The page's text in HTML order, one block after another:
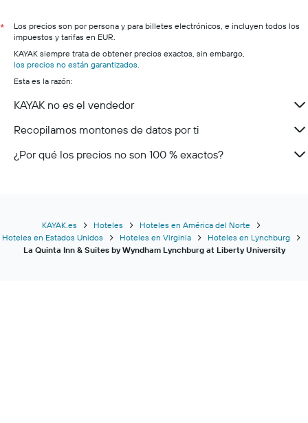
*
Los precios son por persona y para billetes electrónicos, e incluyen todos los
impuestos y tarifas en EUR.
KAYAK siempre trata de obtener precios exactos, sin embargo,
los precios no están garantizados.
Esta es la razón:
KAYAK no es el vendedor
Recopilamos montones de datos por ti
¿Por qué los precios no son 100 % exactos?
KAYAK.es Hoteles
Hoteles en América del Norte
Hoteles en Estados Unidos
Hoteles en Virginia
Hoteles en Lynchburg
La Quinta Inn & Suites by Wyndham Lynchburg at Liberty University